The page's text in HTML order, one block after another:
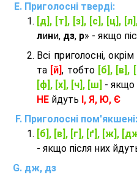
Приголосні тверді:
[д], [т], [з], [с], [ц],
лини, дз, р» - якщо
Всі приголосні, окрім
та [й], тобто [б], [в],
[ф], [х], [ч], [ш] - якщо
НЕ йдуть І, Я, Ю, Є
Приголосні пом'якшені:
[б], [в], [г], [ґ], [ж],
- якщо після них
дж, дз